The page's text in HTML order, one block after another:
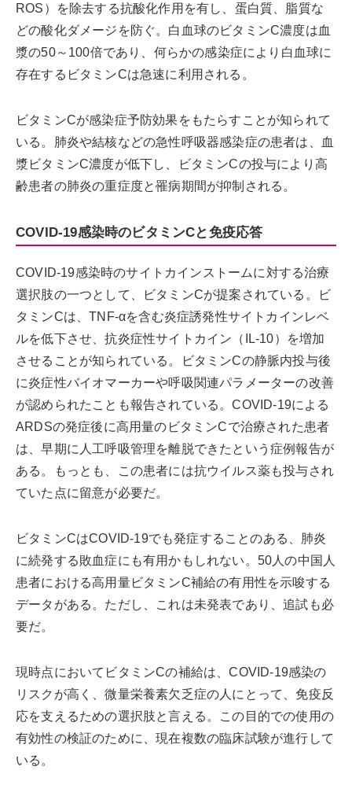
ROS）を除去する抗酸化作用を有し、蛋白質、脂質な
どの酸化ダメージを防ぐ。白血球のビタミンC濃度は血
漿の50～100倍であり、何らかの感染症により白血球に
存在するビタミンCは急速に利用される。
ビタミンCが感染症予防効果をもたらすことが知られて
いる。肺炎や結核などの急性呼吸器感染症の患者は、血
漿ビタミンC濃度が低下し、ビタミンCの投与により高
齢患者の肺炎の重症度と罹病期間が抑制される。
COVID-19感染時のビタミンCと免疫応答
COVID-19感染時のサイトカインストームに対する治療
選択肢の一つとして、ビタミンCが提案されている。ビ
タミンCは、TNF-αを含む炎症誘発性サイトカインレベ
ルを低下させ、抗炎症性サイトカイン（IL-10）を増加
させることが知られている。ビタミンCの静脈内投与後
に炎症性バイオマーカーや呼吸関連パラメーターの改善
が認められたことも報告されている。COVID-19による
ARDSの発症後に高用量のビタミンCで治療された患者
は、早期に人工呼吸管理を離脱できたという症例報告が
ある。もっとも、この患者には抗ウイルス薬も投与され
ていた点に留意が必要だ。
ビタミンCはCOVID-19でも発症することのある、肺炎
に続発する敗血症にも有用かもしれない。50人の中国人
患者における高用量ビタミンC補給の有用性を示唆する
データがある。ただし、これは未発表であり、追試も必
要だ。
現時点においてビタミンCの補給は、COVID-19感染の
リスクが高く、微量栄養素欠乏症の人にとって、免疫反
応を支えるための選択肢と言える。この目的での使用の
有効性の検証のために、現在複数の臨床試験が進行して
いる。